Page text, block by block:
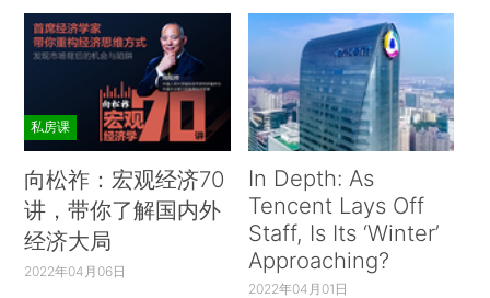
私房课
向松祚：宏观经济70
讲，带你了解国内外
经济大局
2022年04月06日
In Depth: As
Tencent Lays Off
Staff, Is Its ‘Winter’
Approaching?
2022年04月01日